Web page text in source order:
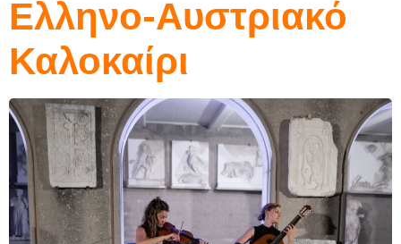
Ελληνο-Αυστριακό
Καλοκαίρι